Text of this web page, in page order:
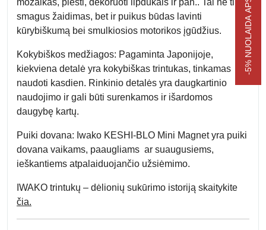
mozaikas, piešti, dekoruoti lipdukais ir pan.. Tai ne tik
smagus žaidimas, bet ir puikus būdas lavinti
kūrybiškumą bei smulkiosios motorikos įgūdžius.
Kokybiškos medžiagos: Pagaminta Japonijoje,
kiekviena detalė yra kokybiškas trintukas, tinkamas
naudoti kasdien. Rinkinio detalės yra daugkartinio
naudojimo ir gali būti surenkamos ir išardomos
daugybę kartų.
Puiki dovana: Iwako KESHI-BLO Mini Magnet yra puiki
dovana vaikams, paaugliams ar suaugusiems,
ieškantiems atpalaiduojančio užsiėmimo.
IWAKO trintukų – dėlionių sukūrimo istoriją skaitykite
čia.